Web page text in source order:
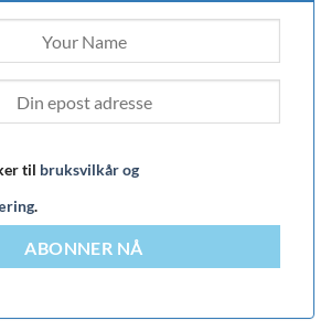
til bruksvilkår og
.
ABONNER NÅ